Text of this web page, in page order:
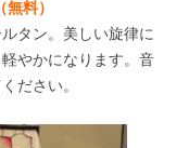
料）
タン。美しい旋律に
やかになります。音
ださい。